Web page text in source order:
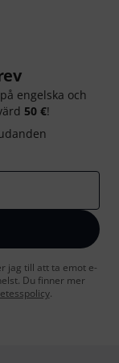
engelska och
50 €!
jag till att ta emot e-
Du finner mer
.